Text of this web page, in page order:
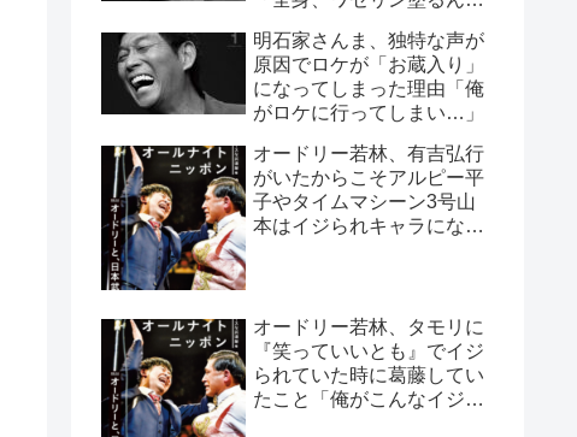
明石家さんま、独特な声が
原因でロケが「お蔵入り」
になってしまった理由「俺
がロケに行ってしまい…」
オードリー若林、有吉弘行
がいたからこそアルピー平
子やタイムマシーン3号山
本はイジられキャラになっ
オードリー若林、タモリに
『笑っていいとも』でイジ
られていた時に葛藤してい
たこと「俺がこんなイジら